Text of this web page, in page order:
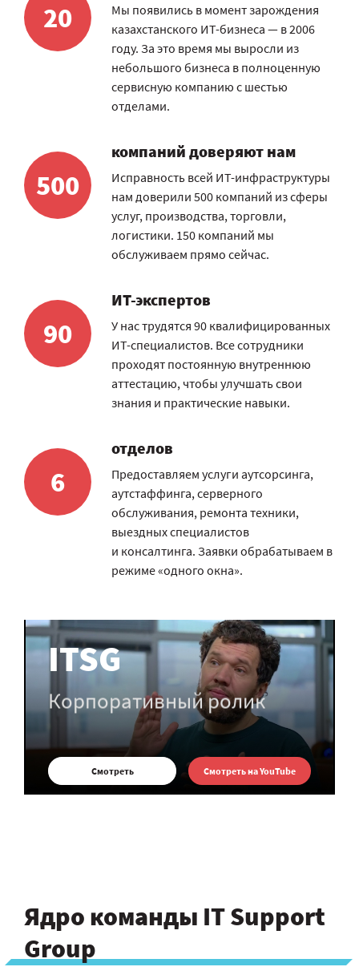
20
Мы появились в момент зарождения
казахстанского ИТ-бизнеса — в 2006
году. За это время мы выросли из
небольшого бизнеса в полноценную
сервисную компанию с шестью
отделами.
500
компаний доверяют нам
Исправность всей ИТ-инфраструктуры
нам доверили 500 компаний из сферы
услуг, производства, торговли,
логистики. 150 компаний мы
обслуживаем прямо сейчас.
90
ИТ-экспертов
У нас трудятся 90 квалифицированных
ИТ-специалистов. Все сотрудники
проходят постоянную внутреннюю
аттестацию, чтобы улучшать свои
знания и практические навыки.
6
отделов
Предоставляем услуги аутсорсинга,
аутстаффинга, серверного
обслуживания, ремонта техники,
выездных специалистов
и консалтинга. Заявки обрабатываем в
режиме «одного окна».
ITSG
Корпоративный ролик
Смотреть Смотреть на YouTube
Ядро команды IT Support
Group